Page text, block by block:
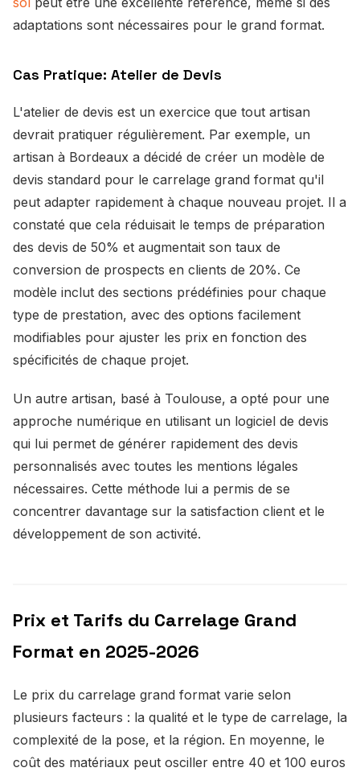
adaptations sont nécessaires pour le grand format.
Cas Pratique: Atelier de Devis
L'atelier de devis est un exercice que tout artisan
devrait pratiquer régulièrement. Par exemple, un
artisan à Bordeaux a décidé de créer un modèle de
devis standard pour le carrelage grand format qu'il
peut adapter rapidement à chaque nouveau projet. Il a
constaté que cela réduisait le temps de préparation
des devis de 50% et augmentait son taux de
conversion de prospects en clients de 20%. Ce
modèle inclut des sections prédéfinies pour chaque
type de prestation, avec des options facilement
modifiables pour ajuster les prix en fonction des
spécificités de chaque projet.
Un autre artisan, basé à Toulouse, a opté pour une
approche numérique en utilisant un logiciel de devis
qui lui permet de générer rapidement des devis
personnalisés avec toutes les mentions légales
nécessaires. Cette méthode lui a permis de se
concentrer davantage sur la satisfaction client et le
développement de son activité.
Prix et Tarifs du Carrelage Grand
Format en 2025-2026
Le prix du carrelage grand format varie selon
plusieurs facteurs : la qualité et le type de carrelage, la
complexité de la pose, et la région. En moyenne, le
coût des matériaux peut osciller entre 40 et 100 euros